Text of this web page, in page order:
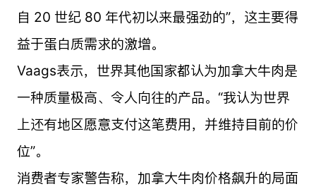
自 20 世纪 80 年代初以来最强劲的”，这主要得
益于蛋白质需求的激增。
Vaags表示，世界其他国家都认为加拿大牛肉是
一种质量极高、令人向往的产品。“我认为世界
上还有地区愿意支付这笔费用，并维持目前的价
位”。
消费者专家警告称，加拿大牛肉价格飙升的局面